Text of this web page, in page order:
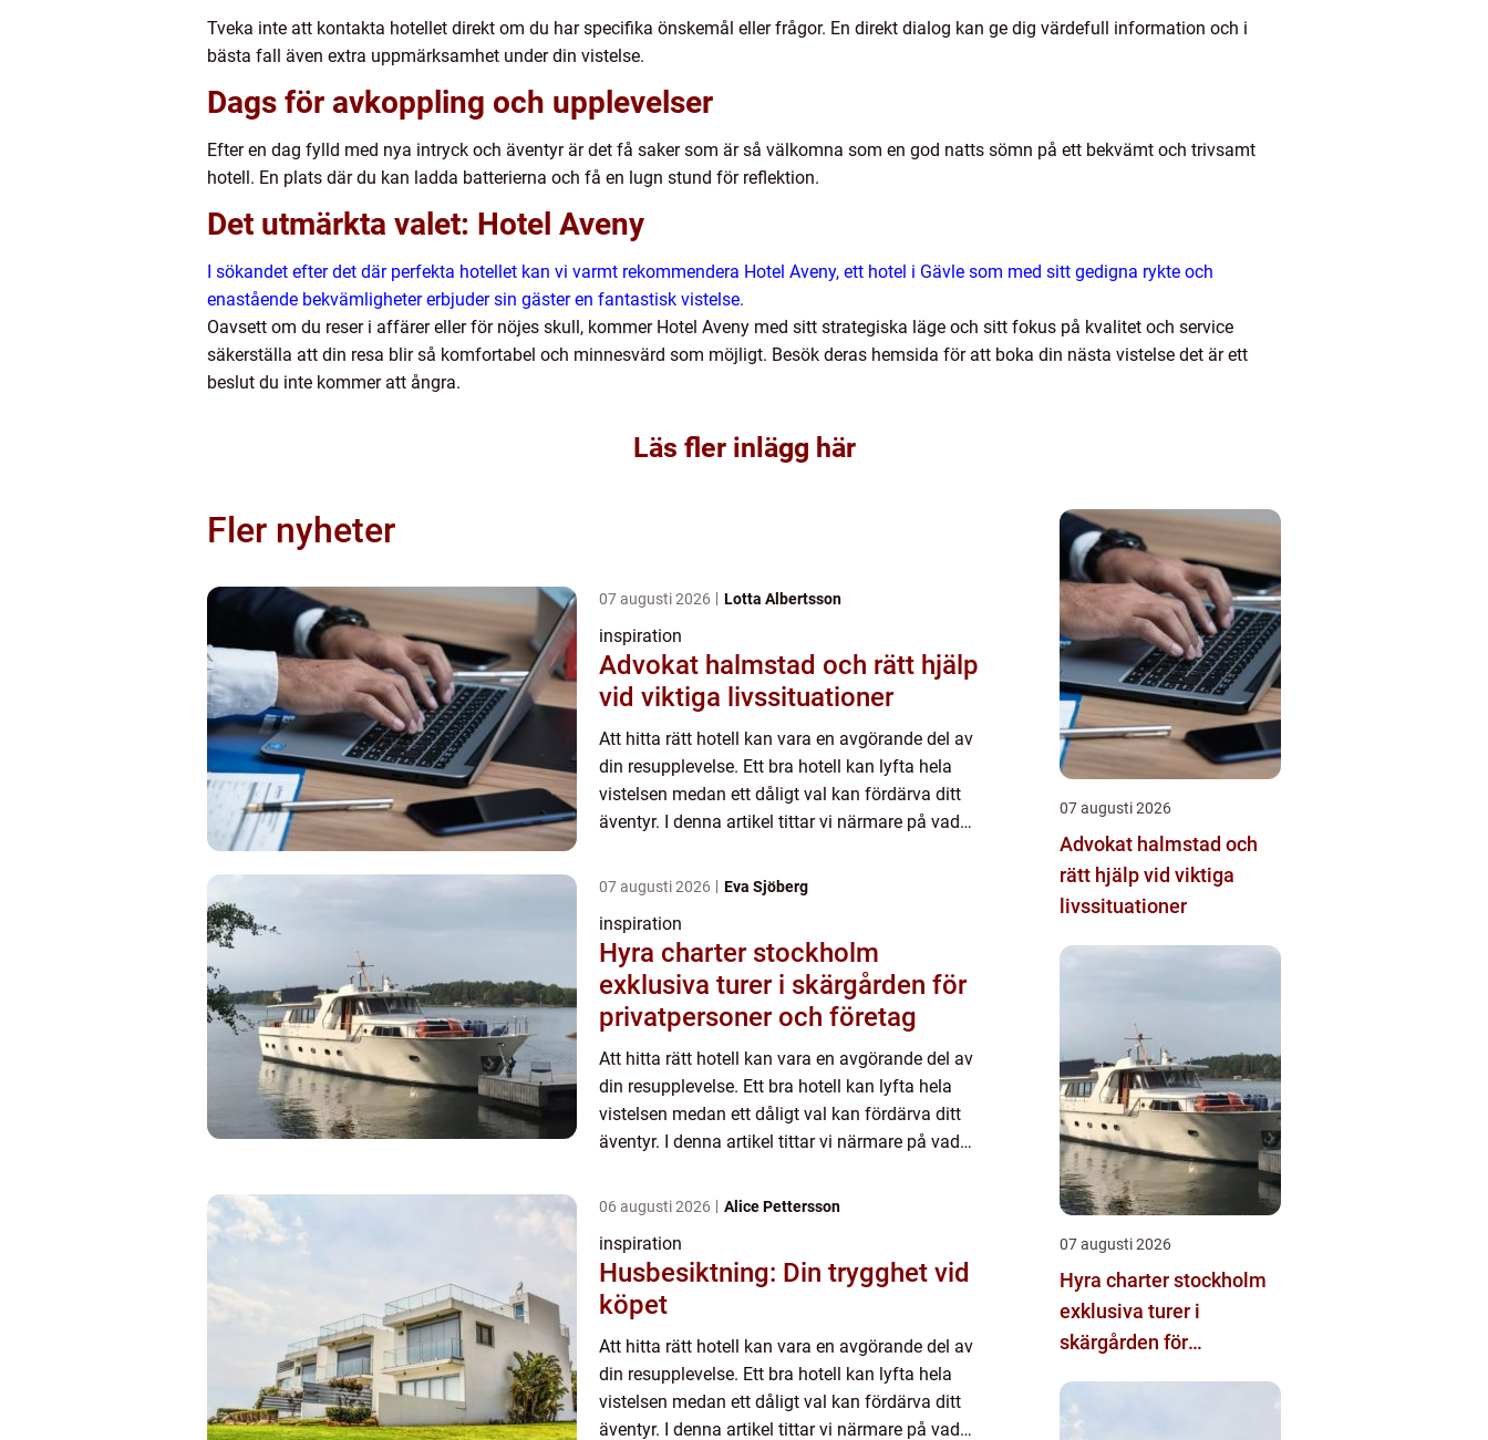
Tveka inte att kontakta hotellet direkt om du har specifika önskemål eller frågor. En direkt dialog kan ge dig värdefull information och i
bästa fall även extra uppmärksamhet under din vistelse.
Dags för avkoppling och upplevelser
Efter en dag fylld med nya intryck och äventyr är det få saker som är så välkomna som en god natts sömn på ett bekvämt och trivsamt
hotell. En plats där du kan ladda batterierna och få en lugn stund för reflektion.
Det utmärkta valet: Hotel Aveny
I sökandet efter det där perfekta hotellet kan vi varmt rekommendera Hotel Aveny, ett hotel i Gävle som med sitt gedigna rykte och
enastående bekvämligheter erbjuder sin gäster en fantastisk vistelse.
Oavsett om du reser i affärer eller för nöjes skull, kommer Hotel Aveny med sitt strategiska läge och sitt fokus på kvalitet och service
säkerställa att din resa blir så komfortabel och minnesvärd som möjligt. Besök deras hemsida för att boka din nästa vistelse det är ett
beslut du inte kommer att ångra.
Läs fler inlägg här
Fler nyheter
07 augusti 2026 Lotta Albertsson
inspiration
Advokat halmstad och rätt hjälp
vid viktiga livssituationer
Att hitta rätt hotell kan vara en avgörande del av
din resupplevelse. Ett bra hotell kan lyfta hela
vistelsen medan ett dåligt val kan fördärva ditt
äventyr. I denna artikel tittar vi närmare på vad
07 augusti 2026 Eva Sjöberg
inspiration
Hyra charter stockholm
exklusiva turer i skärgården för
privatpersoner och företag
Att hitta rätt hotell kan vara en avgörande del av
din resupplevelse. Ett bra hotell kan lyfta hela
vistelsen medan ett dåligt val kan fördärva ditt
äventyr. I denna artikel tittar vi närmare på vad
06 augusti 2026 Alice Pettersson
inspiration
Husbesiktning: Din trygghet vid
köpet
Att hitta rätt hotell kan vara en avgörande del av
din resupplevelse. Ett bra hotell kan lyfta hela
vistelsen medan ett dåligt val kan fördärva ditt
äventyr. I denna artikel tittar vi närmare på vad
07 augusti 2026
Advokat halmstad och
rätt hjälp vid viktiga
livssituationer
07 augusti 2026
Hyra charter stockholm
exklusiva turer i
skärgården för
företag